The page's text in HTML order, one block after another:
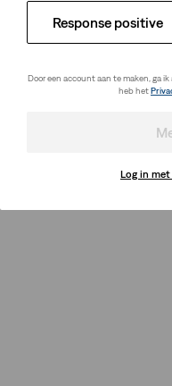
Response positive
Door een account aan te maken, ga
heb het
Log in